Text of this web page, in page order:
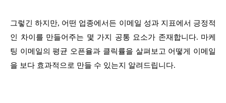
그렇긴 하지만, 어떤 업종에서든 이메일 성과 지표에서 긍정적
인 차이를 만들어주는 몇 가지 공통 요소가 존재합니다. 마케
팅 이메일의 평균 오픈율과 클릭률을 살펴보고 어떻게 이메일
을 보다 효과적으로 만들 수 있는지 알려드립니다.